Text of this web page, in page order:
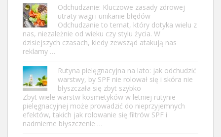
Odchudzanie: Kluczowe zasady zdrowej
utraty wagi i unikanie błędów
Odchudzanie to temat, który dotyka wielu z
nas, niezależnie od wieku czy stylu życia. W
dzisiejszych czasach, kiedy zewsząd atakują nas
reklamy …
Rutyna pielęgnacyjna na lato: jak odchudzić
warstwy, by SPF nie rolował się i skóra nie
błyszczała się zbyt szybko
Zbyt wiele warstw kosmetyków w letniej rutynie
pielęgnacyjnej może prowadzić do nieprzyjemnych
efektów, takich jak rolowanie się filtrów SPF i
nadmierne błyszczenie …